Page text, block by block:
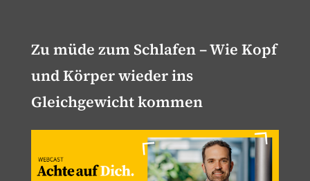
Zu müde zum Schlafen – Wie Kopf
und Körper wieder ins
Gleichgewicht kommen